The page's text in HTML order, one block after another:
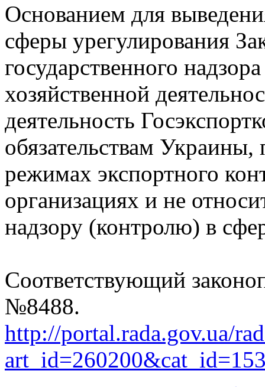
Основанием для
сферы урегулирования
государственного
хозяйственной
деятельность
обязательствам
режимах экспортного
организациях и не
надзору (контролю) в
Соответствующий
№8488.
http://portal.rada.gov.ua/